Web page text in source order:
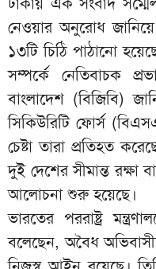
নেওয়ার অনুরোধ
১৩টি চিঠি পাঠানো
সম্পর্কে নেতিবাচক
বাংলাদেশ (বিজিবি)
সিকিউরিটি ফোর্স
চেষ্টা তারা প্রতিহত
দুই দেশের সীমান্ত রক্ষা
আলোচনা শুরু হয়েছে।
ভারতের পররাষ্ট্র
বলেছেন, অবৈধ